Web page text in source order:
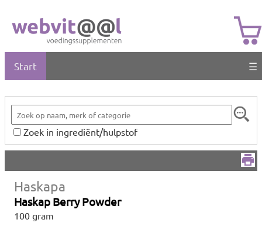
Start ☰
Zoek in ingrediënt/hulpstof
Haskapa
Haskap Berry Powder
100 gram